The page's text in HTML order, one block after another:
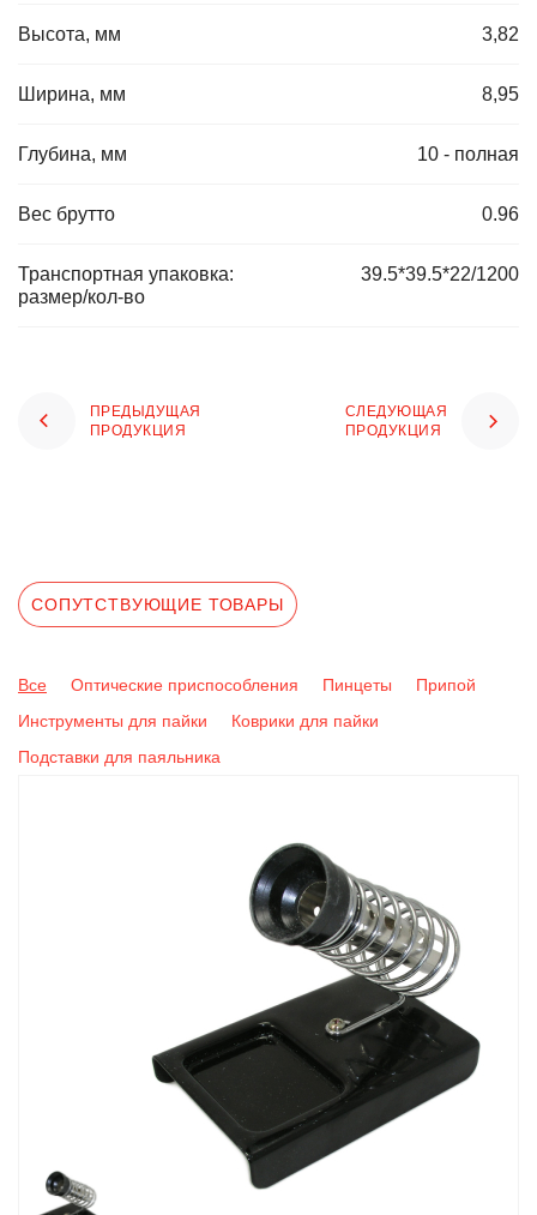
Высота, мм 3,82
Ширина, мм 8,95
Глубина, мм 10 - полная
Вес брутто 0.96
Транспортная упаковка:
размер/кол-во
39.5*39.5*22/1200
ПРЕДЫДУЩАЯ
ПРОДУКЦИЯ
СЛЕДУЮЩАЯ
ПРОДУКЦИЯ
СОПУТСТВУЮЩИЕ ТОВАРЫ
Все Оптические приспособления Пинцеты
Припой
Инструменты для пайки
Коврики для пайки
Подставки для паяльника